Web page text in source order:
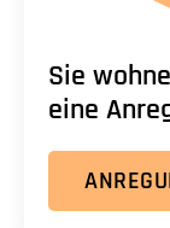
Sie
eine